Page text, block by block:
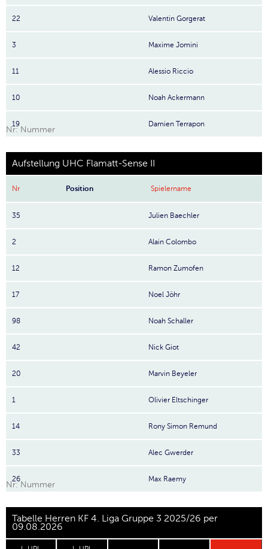
22 Valentin Gorgerat
3 Maxime Jomini
11 Alessio Riccio
10 Noah Ackermann
19 Damien Terrapon
Nr: Nummer
Aufstellung UHC Flamatt-Sense II
Nr Position Spielername
35 Julien Baechler
2 Alain Colombo
12 Ramon Zumofen
17 Noel Jöhr
98 Noah Schaller
42 Nick Giot
20 Marvin Beyeler
1 Olivier Eltschinger
14 Rony Simon Remund
33 Alec Gwerder
26 Max Raemy
Nr: Nummer
Tabelle Herren KF 4. Liga Gruppe 3 2025/26 per
09.08.2026